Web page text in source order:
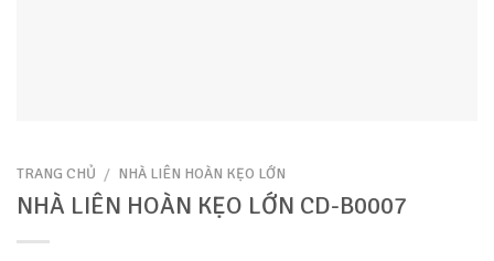
TRANG CHỦ / NHÀ LIÊN HOÀN KẸO LỚN
NHÀ LIÊN HOÀN KẸO LỚN CD-B0007